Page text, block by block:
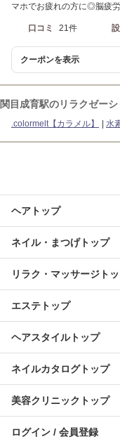
マホでお疲れの方に◎脳疲
口コミ 21件
クーポンを表示
関目成育駅のリラクゼー
.colormelt【カラメル】 水
ヘアトップ
ネイル・まつげトップ
リラク・マッサージト
エステトップ
ヘアスタイルトップ
ネイルカタログトップ
美容クリニックトップ
ログイン / 会員登録